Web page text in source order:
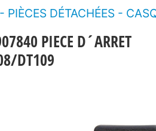
- CASQUES ET MICRO-CASQUES - Série
PIECE D´ARRET
DT109